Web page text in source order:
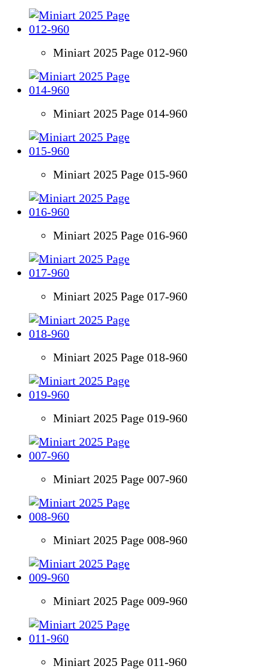
Miniart 2025 Page 012-960
Miniart 2025 Page 014-960
Miniart 2025 Page 015-960
Miniart 2025 Page 016-960
Miniart 2025 Page 017-960
Miniart 2025 Page 018-960
Miniart 2025 Page 019-960
Miniart 2025 Page 007-960
Miniart 2025 Page 008-960
Miniart 2025 Page 009-960
Miniart 2025 Page 011-960